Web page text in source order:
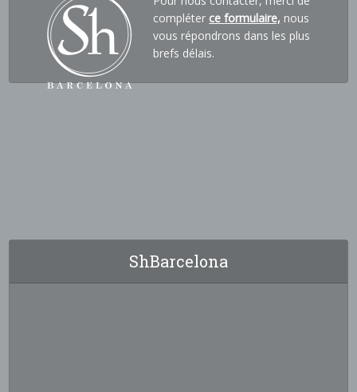
compléter ce formulaire, nous
vous répondrons dans les plus
brefs délais.
ShBarcelona